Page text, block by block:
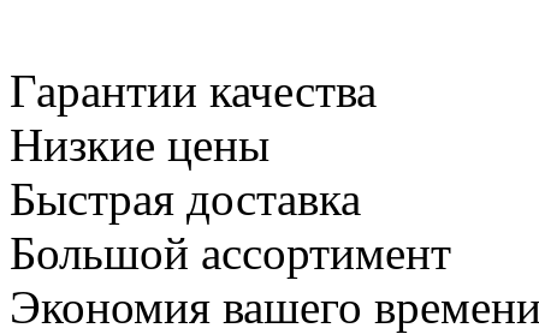
Гарантии качества
Низкие цены
Быстрая доставка
Большой ассортимент
Экономия вашего